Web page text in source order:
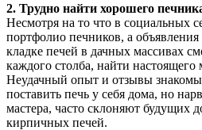
2. Трудно найти хорошего
Несмотря на то что в социальных
портфолио печников, а
кладке печей в дачных массивах
каждого столба, найти настоящего
Неудачный опыт и отзывы
поставить печь у себя дома, но
мастера, часто склоняют будущих
кирпичных печей.